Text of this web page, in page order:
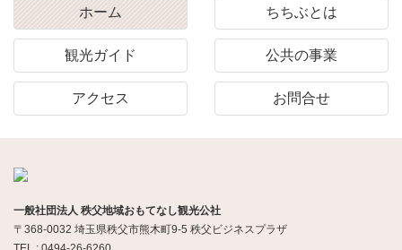
ホーム ちちぶとは
観光ガイド 公共の事業
アクセス お問合せ
一般社団法人 秩父地域おもてなし観光公社
〒368-0032 埼玉県秩父市熊木町9-5 秩父ビジネスプラザ